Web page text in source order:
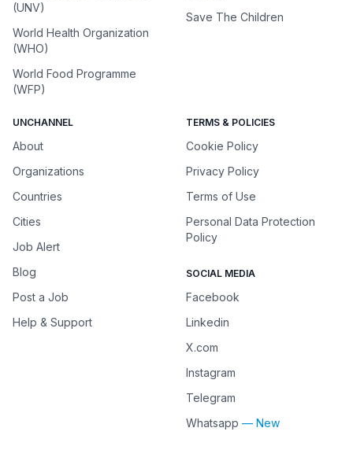
(UNV)
World Health Organization
(WHO)
World Food Programme
(WFP)
Save The Children
UNCHANNEL
About
Organizations
Countries
Cities
Job Alert
Blog
Post a Job
Help & Support
TERMS & POLICIES
Cookie Policy
Privacy Policy
Terms of Use
Personal Data Protection
Policy
SOCIAL MEDIA
Facebook
Linkedin
X.com
Instagram
Telegram
Whatsapp — New